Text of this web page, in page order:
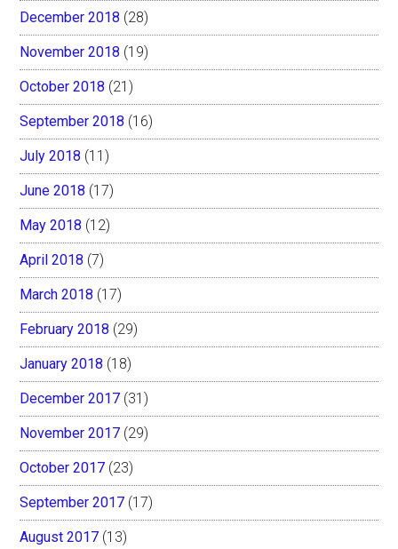
December 2018 (28)
November 2018 (19)
October 2018 (21)
September 2018 (16)
July 2018 (11)
June 2018 (17)
May 2018 (12)
April 2018 (7)
March 2018 (17)
February 2018 (29)
January 2018 (18)
December 2017 (31)
November 2017 (29)
October 2017 (23)
September 2017 (17)
August 2017 (13)